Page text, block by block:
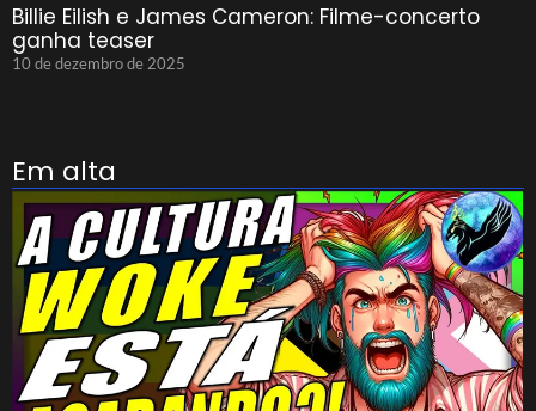
Billie Eilish e James Cameron: Filme-concerto
ganha teaser
10 de dezembro de 2025
Em alta